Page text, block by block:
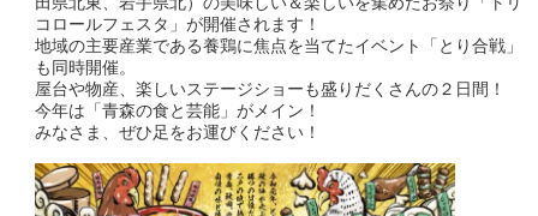
コロールフェスタ」が開催されます！
地域の主要産業である養鶏に焦点を当てたイベント「とり合戦」
も同時開催。
屋台や物産、楽しいステージショーも盛りだくさんの２日間！
今年は「青森の食と芸能」がメイン！
みなさま、ぜひ足をお運びください！